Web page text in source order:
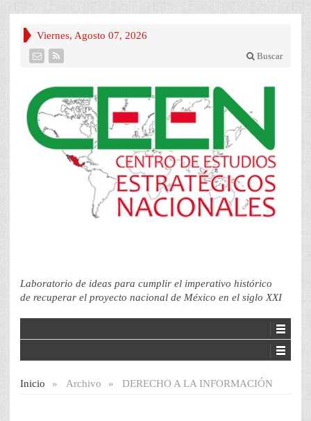
Viernes, Agosto 07, 2026
Buscar
Laboratorio de ideas para cumplir el imperativo histórico
de recuperar el proyecto nacional de México en el siglo XXI
Inicio » Archivo » DERECHO A LA INFORMACIÓN